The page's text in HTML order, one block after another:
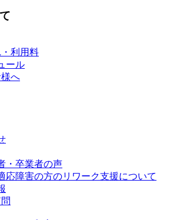
利用料
ール
へ
・卒業者の声
応障害の方のリワーク支援について